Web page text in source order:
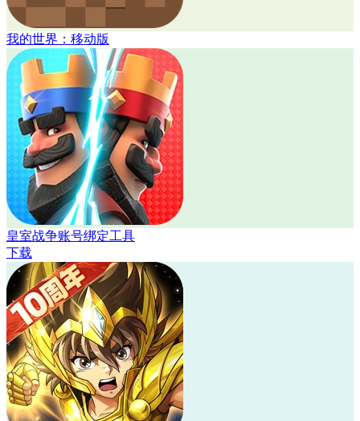
我的世界：移动版
皇室战争账号绑定工具
下载